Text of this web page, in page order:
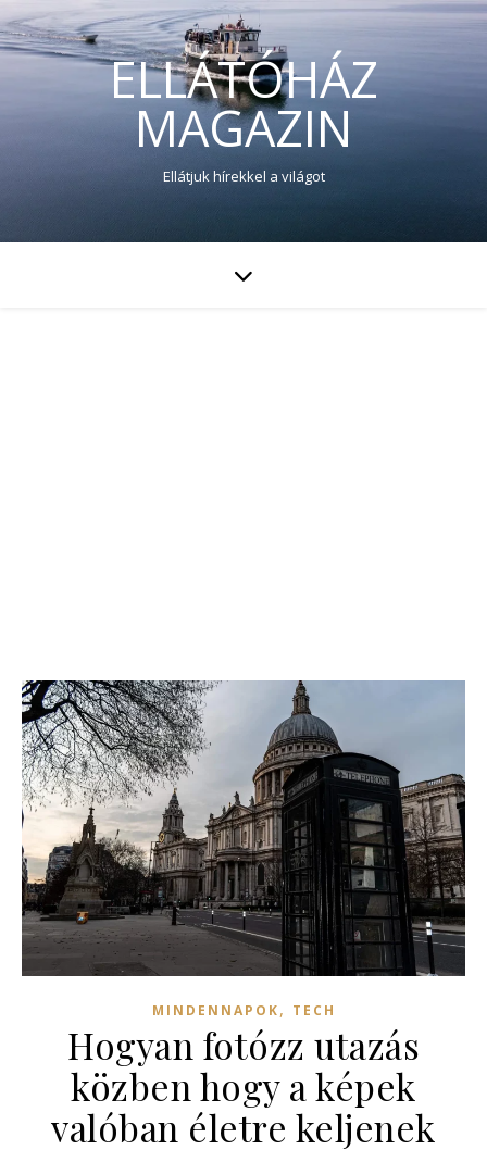
ELLÁTÓHÁZ
MAGAZIN
Ellátjuk hírekkel a világot
MINDENNAPOK, TECH
Hogyan fotózz utazás
közben hogy a képek
valóban életre keljenek